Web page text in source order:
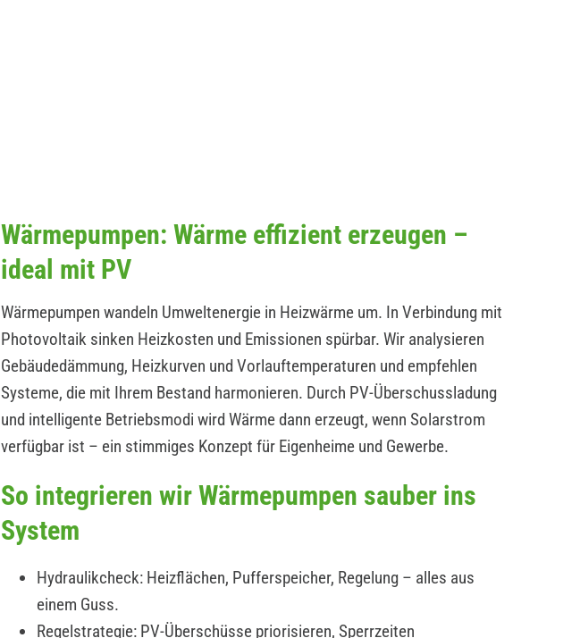
Wärmepumpen: Wärme effizient erzeugen –
ideal mit PV
Wärmepumpen wandeln Umweltenergie in Heizwärme um. In Verbindung mit
Photovoltaik sinken Heizkosten und Emissionen spürbar. Wir analysieren
Gebäudedämmung, Heizkurven und Vorlauftemperaturen und empfehlen
Systeme, die mit Ihrem Bestand harmonieren. Durch PV-Überschussladung
und intelligente Betriebsmodi wird Wärme dann erzeugt, wenn Solarstrom
verfügbar ist – ein stimmiges Konzept für Eigenheime und Gewerbe.
So integrieren wir Wärmepumpen sauber ins
System
Hydraulikcheck: Heizflächen, Pufferspeicher, Regelung – alles aus
einem Guss.
Regelstrategie: PV-Überschüsse priorisieren, Sperrzeiten